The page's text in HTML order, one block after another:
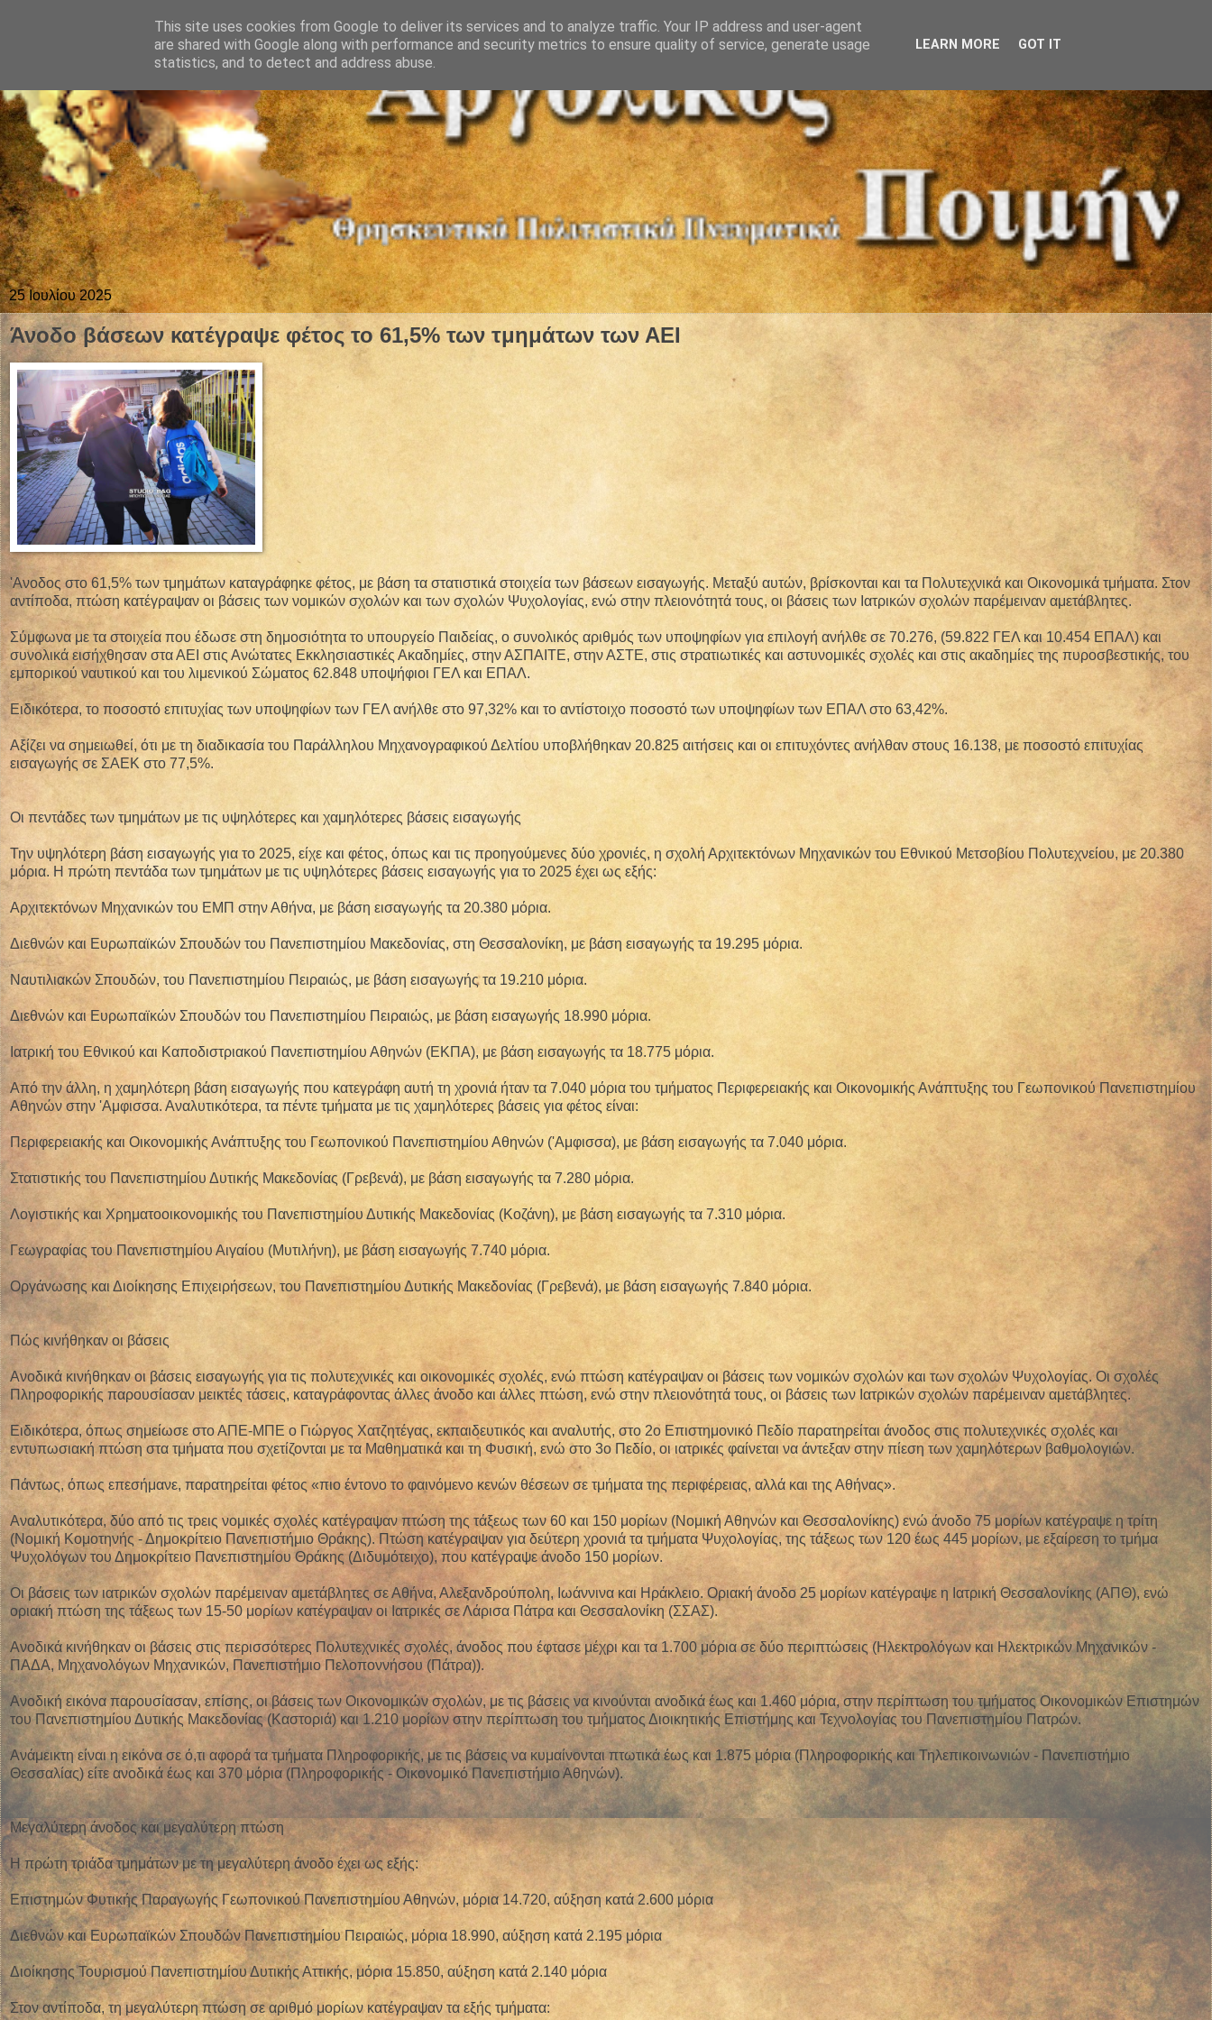
25 Ιουλίου 2025
Άνοδο βάσεων κατέγραψε φέτος το 61,5% των τμημάτων των ΑΕΙ
'Ανοδος στο 61,5% των τμημάτων καταγράφηκε φέτος, με βάση τα στατιστικά στοιχεία των βάσεων εισαγωγής. Μεταξύ αυτών, βρίσκονται και τα Πολυτεχνικά και Οικονομικά τμήματα. Στον
αντίποδα, πτώση κατέγραψαν οι βάσεις των νομικών σχολών και των σχολών Ψυχολογίας, ενώ στην πλειονότητά τους, οι βάσεις των Ιατρικών σχολών παρέμειναν αμετάβλητες.
Σύμφωνα με τα στοιχεία που έδωσε στη δημοσιότητα το υπουργείο Παιδείας, ο συνολικός αριθμός των υποψηφίων για επιλογή ανήλθε σε 70.276, (59.822 ΓΕΛ και 10.454 ΕΠΑΛ) και
συνολικά εισήχθησαν στα ΑΕΙ στις Ανώτατες Εκκλησιαστικές Ακαδημίες, στην ΑΣΠΑΙΤΕ, στην ΑΣΤΕ, στις στρατιωτικές και αστυνομικές σχολές και στις ακαδημίες της πυροσβεστικής, του
εμπορικού ναυτικού και του λιμενικού Σώματος 62.848 υποψήφιοι ΓΕΛ και ΕΠΑΛ.
Ειδικότερα, το ποσοστό επιτυχίας των υποψηφίων των ΓΕΛ ανήλθε στο 97,32% και το αντίστοιχο ποσοστό των υποψηφίων των ΕΠΑΛ στο 63,42%.
Αξίζει να σημειωθεί, ότι με τη διαδικασία του Παράλληλου Μηχανογραφικού Δελτίου υποβλήθηκαν 20.825 αιτήσεις και οι επιτυχόντες ανήλθαν στους 16.138, με ποσοστό επιτυχίας
εισαγωγής σε ΣΑΕΚ στο 77,5%.
Οι πεντάδες των τμημάτων με τις υψηλότερες και χαμηλότερες βάσεις εισαγωγής
Την υψηλότερη βάση εισαγωγής για το 2025, είχε και φέτος, όπως και τις προηγούμενες δύο χρονιές, η σχολή Αρχιτεκτόνων Μηχανικών του Εθνικού Μετσοβίου Πολυτεχνείου, με 20.380
μόρια. Η πρώτη πεντάδα των τμημάτων με τις υψηλότερες βάσεις εισαγωγής για το 2025 έχει ως εξής:
Αρχιτεκτόνων Μηχανικών του ΕΜΠ στην Αθήνα, με βάση εισαγωγής τα 20.380 μόρια.
Διεθνών και Ευρωπαϊκών Σπουδών του Πανεπιστημίου Μακεδονίας, στη Θεσσαλονίκη, με βάση εισαγωγής τα 19.295 μόρια.
Ναυτιλιακών Σπουδών, του Πανεπιστημίου Πειραιώς, με βάση εισαγωγής τα 19.210 μόρια.
Διεθνών και Ευρωπαϊκών Σπουδών του Πανεπιστημίου Πειραιώς, με βάση εισαγωγής 18.990 μόρια.
Ιατρική του Εθνικού και Καποδιστριακού Πανεπιστημίου Αθηνών (ΕΚΠΑ), με βάση εισαγωγής τα 18.775 μόρια.
Από την άλλη, η χαμηλότερη βάση εισαγωγής που κατεγράφη αυτή τη χρονιά ήταν τα 7.040 μόρια του τμήματος Περιφερειακής και Οικονομικής Ανάπτυξης του Γεωπονικού Πανεπιστημίου
Αθηνών στην 'Αμφισσα. Αναλυτικότερα, τα πέντε τμήματα με τις χαμηλότερες βάσεις για φέτος είναι:
Περιφερειακής και Οικονομικής Ανάπτυξης του Γεωπονικού Πανεπιστημίου Αθηνών ('Αμφισσα), με βάση εισαγωγής τα 7.040 μόρια.
Στατιστικής του Πανεπιστημίου Δυτικής Μακεδονίας (Γρεβενά), με βάση εισαγωγής τα 7.280 μόρια.
Λογιστικής και Χρηματοοικονομικής του Πανεπιστημίου Δυτικής Μακεδονίας (Κοζάνη), με βάση εισαγωγής τα 7.310 μόρια.
Γεωγραφίας του Πανεπιστημίου Αιγαίου (Μυτιλήνη), με βάση εισαγωγής 7.740 μόρια.
Οργάνωσης και Διοίκησης Επιχειρήσεων, του Πανεπιστημίου Δυτικής Μακεδονίας (Γρεβενά), με βάση εισαγωγής 7.840 μόρια.
Πώς κινήθηκαν οι βάσεις
Ανοδικά κινήθηκαν οι βάσεις εισαγωγής για τις πολυτεχνικές και οικονομικές σχολές, ενώ πτώση κατέγραψαν οι βάσεις των νομικών σχολών και των σχολών Ψυχολογίας. Οι σχολές
Πληροφορικής παρουσίασαν μεικτές τάσεις, καταγράφοντας άλλες άνοδο και άλλες πτώση, ενώ στην πλειονότητά τους, οι βάσεις των Ιατρικών σχολών παρέμειναν αμετάβλητες.
Ειδικότερα, όπως σημείωσε στο ΑΠΕ-ΜΠΕ ο Γιώργος Χατζητέγας, εκπαιδευτικός και αναλυτής, στο 2ο Επιστημονικό Πεδίο παρατηρείται άνοδος στις πολυτεχνικές σχολές και
εντυπωσιακή πτώση στα τμήματα που σχετίζονται με τα Μαθηματικά και τη Φυσική, ενώ στο 3ο Πεδίο, οι ιατρικές φαίνεται να άντεξαν στην πίεση των χαμηλότερων βαθμολογιών.
Πάντως, όπως επεσήμανε, παρατηρείται φέτος «πιο έντονο το φαινόμενο κενών θέσεων σε τμήματα της περιφέρειας, αλλά και της Αθήνας».
Αναλυτικότερα, δύο από τις τρεις νομικές σχολές κατέγραψαν πτώση της τάξεως των 60 και 150 μορίων (Νομική Αθηνών και Θεσσαλονίκης) ενώ άνοδο 75 μορίων κατέγραψε η τρίτη
(Νομική Κομοτηνής - Δημοκρίτειο Πανεπιστήμιο Θράκης). Πτώση κατέγραψαν για δεύτερη χρονιά τα τμήματα Ψυχολογίας, της τάξεως των 120 έως 445 μορίων, με εξαίρεση το τμήμα
Ψυχολόγων του Δημοκρίτειο Πανεπιστημίου Θράκης (Διδυμότειχο), που κατέγραψε άνοδο 150 μορίων.
Οι βάσεις των ιατρικών σχολών παρέμειναν αμετάβλητες σε Αθήνα, Αλεξανδρούπολη, Ιωάννινα και Ηράκλειο. Οριακή άνοδο 25 μορίων κατέγραψε η Ιατρική Θεσσαλονίκης (ΑΠΘ), ενώ
οριακή πτώση της τάξεως των 15-50 μορίων κατέγραψαν οι Ιατρικές σε Λάρισα Πάτρα και Θεσσαλονίκη (ΣΣΑΣ).
Ανοδικά κινήθηκαν οι βάσεις στις περισσότερες Πολυτεχνικές σχολές, άνοδος που έφτασε μέχρι και τα 1.700 μόρια σε δύο περιπτώσεις (Ηλεκτρολόγων και Ηλεκτρικών Μηχανικών -
ΠΑΔΑ, Μηχανολόγων Μηχανικών, Πανεπιστήμιο Πελοποννήσου (Πάτρα)).
Ανοδική εικόνα παρουσίασαν, επίσης, οι βάσεις των Οικονομικών σχολών, με τις βάσεις να κινούνται ανοδικά έως και 1.460 μόρια, στην περίπτωση του τμήματος Οικονομικών Επιστημών
του Πανεπιστημίου Δυτικής Μακεδονίας (Καστοριά) και 1.210 μορίων στην περίπτωση του τμήματος Διοικητικής Επιστήμης και Τεχνολογίας του Πανεπιστημίου Πατρών.
Ανάμεικτη είναι η εικόνα σε ό,τι αφορά τα τμήματα Πληροφορικής, με τις βάσεις να κυμαίνονται πτωτικά έως και 1.875 μόρια (Πληροφορικής και Τηλεπικοινωνιών - Πανεπιστήμιο
Θεσσαλίας) είτε ανοδικά έως και 370 μόρια (Πληροφορικής - Οικονομικό Πανεπιστήμιο Αθηνών).
Μεγαλύτερη άνοδος και μεγαλύτερη πτώση
Η πρώτη τριάδα τμημάτων με τη μεγαλύτερη άνοδο έχει ως εξής:
Επιστημών Φυτικής Παραγωγής Γεωπονικού Πανεπιστημίου Αθηνών, μόρια 14.720, αύξηση κατά 2.600 μόρια
Διεθνών και Ευρωπαϊκών Σπουδών Πανεπιστημίου Πειραιώς, μόρια 18.990, αύξηση κατά 2.195 μόρια
Διοίκησης Τουρισμού Πανεπιστημίου Δυτικής Αττικής, μόρια 15.850, αύξηση κατά 2.140 μόρια
Στον αντίποδα, τη μεγαλύτερη πτώση σε αριθμό μορίων κατέγραψαν τα εξής τμήματα:
This site uses cookies from Google to deliver its services and to analyze traffic. Your IP address and user-agent
are shared with Google along with performance and security metrics to ensure quality of service, generate usage
statistics, and to detect and address abuse.
LEARN MORE GOT IT